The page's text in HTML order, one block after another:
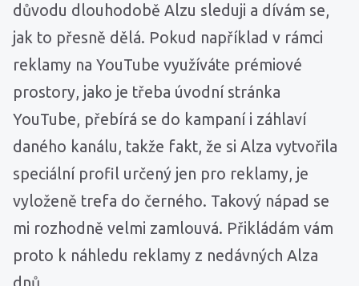
důvodu dlouhodobě Alzu sleduji a dívám se,
jak to přesně dělá. Pokud například v rámci
reklamy na YouTube využíváte prémiové
prostory, jako je třeba úvodní stránka
YouTube, přebírá se do kampaní i záhlaví
daného kanálu, takže fakt, že si Alza vytvořila
speciální profil určený jen pro reklamy, je
vyloženě trefa do černého. Takový nápad se
mi rozhodně velmi zamlouvá. Přikládám vám
proto k náhledu reklamy z nedávných Alza
dnů.